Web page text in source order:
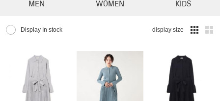
MEN WOMEN KIDS
Display In stock display size